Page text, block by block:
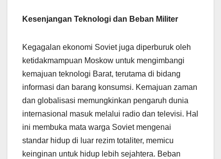
Kesenjangan Teknologi dan Beban Militer
Kegagalan ekonomi Soviet juga diperburuk oleh
ketidakmampuan Moskow untuk mengimbangi
kemajuan teknologi Barat, terutama di bidang
informasi dan barang konsumsi. Kemajuan zaman
dan globalisasi memungkinkan pengaruh dunia
internasional masuk melalui radio dan televisi. Hal
ini membuka mata warga Soviet mengenai
standar hidup di luar rezim totaliter, memicu
keinginan untuk hidup lebih sejahtera. Beban